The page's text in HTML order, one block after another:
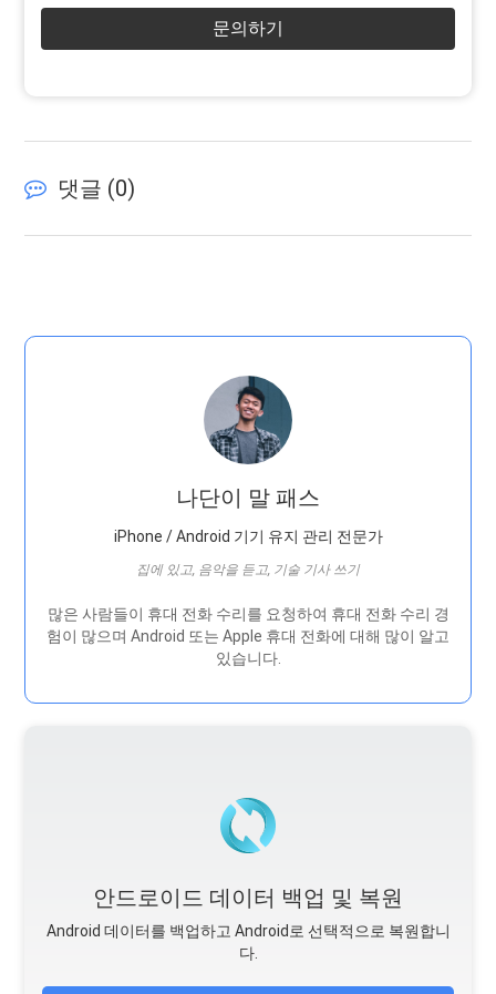
문의하기
댓글 (0)
나단이 말 패스
iPhone / Android 기기 유지 관리 전문가
집에 있고, 음악을 듣고, 기술 기사 쓰기
많은 사람들이 휴대 전화 수리를 요청하여 휴대 전화 수리 경
험이 많으며 Android 또는 Apple 휴대 전화에 대해 많이 알고
있습니다.
안드로이드 데이터 백업 및 복원
Android 데이터를 백업하고 Android로 선택적으로 복원합니
다.